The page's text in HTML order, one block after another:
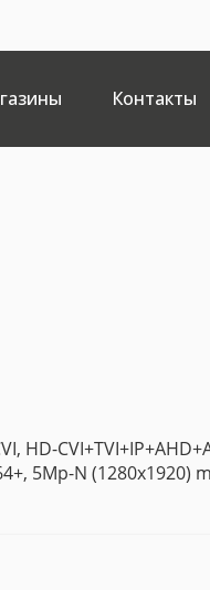
Контакты
HD-
5Mp-N (1280x1920)